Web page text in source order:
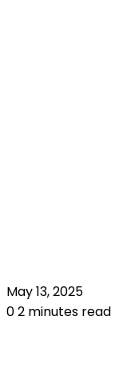
May 13, 2025
02 minutes read